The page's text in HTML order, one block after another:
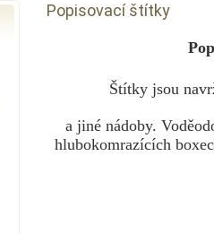
Popisovací štítky
Štítky jsou
a jiné nádoby.
hlubokomrazících